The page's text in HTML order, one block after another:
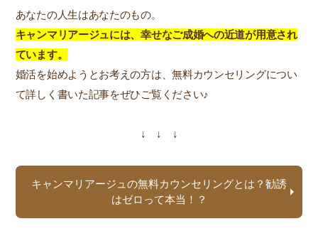
あなたの人生はあなたのもの。
キャンマリアージュには、幸せなご成婚への近道が用意され
ています。
婚活を始めようとお考えの方は、無料カウンセリングについ
て詳しく書いた記事をぜひご覧ください♪
↓ ↓ ↓
キャンマリアージュの無料カウンセリングとは？勧誘
はゼロって本当！？